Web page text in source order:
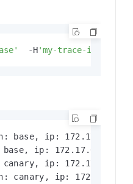
  -H
'my-trace-id: x000'
base, ip: 172.17.0.70)
ip: 172.17.0.70)
ip: 172.17.0.54)
canary, ip: 172.17.0.54)